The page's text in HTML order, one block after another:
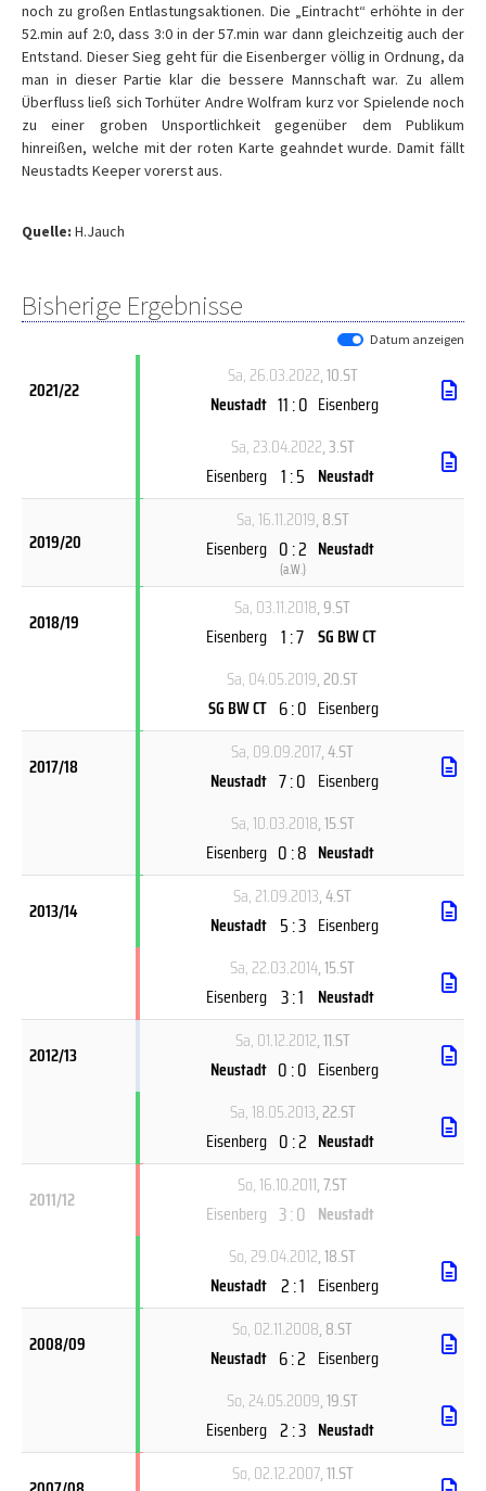
noch zu großen Entlastungsaktionen. Die „Eintracht“ erhöhte in der
52.min auf 2:0, dass 3:0 in der 57.min war dann gleichzeitig auch der
Entstand. Dieser Sieg geht für die Eisenberger völlig in Ordnung, da
man in dieser Partie klar die bessere Mannschaft war. Zu allem
Überfluss ließ sich Torhüter Andre Wolfram kurz vor Spielende noch
zu einer groben Unsportlichkeit gegenüber dem Publikum
hinreißen, welche mit der roten Karte geahndet wurde. Damit fällt
Neustadts Keeper vorerst aus.
Quelle: H.Jauch
Bisherige Ergebnisse
Datum anzeigen
2021/22
Sa, 26.03.2022, 10.ST
Neustadt 11 : 0 Eisenberg
Sa, 23.04.2022, 3.ST
Eisenberg 1 : 5 Neustadt
2019/20
Sa, 16.11.2019, 8.ST
Eisenberg 0 : 2
(a.W.)
Neustadt
2018/19
Sa, 03.11.2018, 9.ST
Eisenberg 1 : 7 SG BW CT
Sa, 04.05.2019, 20.ST
SG BW CT 6 : 0 Eisenberg
2017/18
Sa, 09.09.2017, 4.ST
Neustadt 7 : 0 Eisenberg
Sa, 10.03.2018, 15.ST
Eisenberg 0 : 8 Neustadt
2013/14
Sa, 21.09.2013, 4.ST
Neustadt 5 : 3 Eisenberg
Sa, 22.03.2014, 15.ST
Eisenberg 3 : 1 Neustadt
2012/13
Sa, 01.12.2012, 11.ST
Neustadt 0 : 0 Eisenberg
Sa, 18.05.2013, 22.ST
Eisenberg 0 : 2 Neustadt
2011/12
So, 16.10.2011, 7.ST
Eisenberg 3 : 0 Neustadt
So, 29.04.2012, 18.ST
Neustadt 2 : 1 Eisenberg
2008/09
So, 02.11.2008, 8.ST
Neustadt 6 : 2 Eisenberg
So, 24.05.2009, 19.ST
Eisenberg 2 : 3 Neustadt
So, 02.12.2007, 11.ST